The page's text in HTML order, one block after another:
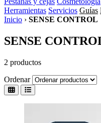
Herramientas Servicios Guías
Inicio › SENSE CONTROL
SENSE
2 productos
Ordenar